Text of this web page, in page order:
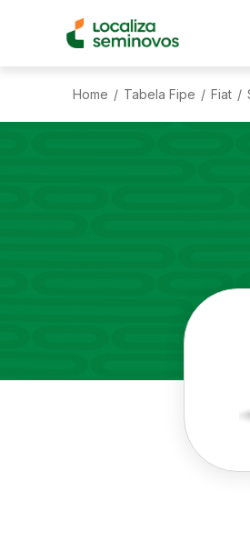
Home / Tabela Fipe / Fiat /